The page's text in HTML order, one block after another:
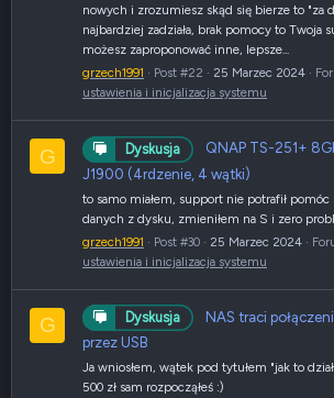
nowych i zrozumiesz skąd się bierze to "za
najbardziej zadziała, brak pomocy to Twoja
możesz zaproponować inne, lepsze...
grzech1991
Post #22 25 Marzec 2024
ustawienia i inicjalizacja systemu
G Dyskusja
QNAP TS-251+
J1900 (4rdzenie, 4 wątki)
to samo miałem, support nie potrafił
danych z dysku, zmieniłem na S i zero
grzech1991
Post #30 25 Marzec 2024
ustawienia i inicjalizacja systemu
G Dyskusja
NAS traci
przez USB
Ja wniosłem, wątek pod tytułem "jak to
500 zł sam rozpocząłeś :)